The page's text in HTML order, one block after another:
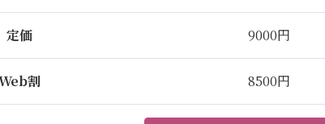
定価 9000円
割 8500円